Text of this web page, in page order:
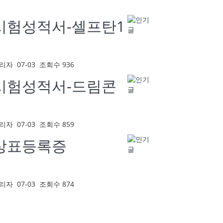
험성적서-셀프탄1
자 07-03 조회수 936
험성적서-드림콘
자 07-03 조회수 859
표등록증
자 07-03 조회수 874